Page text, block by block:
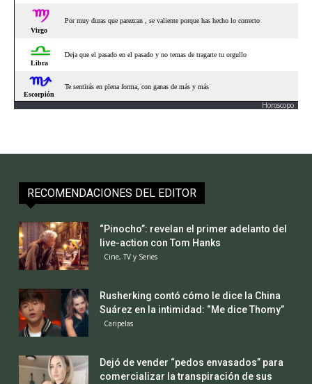
Horoscopo
RECOMENDACIONES DEL EDITOR
“Pinocho”: revelan el primer adelanto del
live-action con Tom Hanks
Cine, TV y Series
Rusherking contó cómo le dice la China
Suárez en la intimidad: “Me dice Thomy”
Caripelas
Dejó de vender “pedos envasados” para
comercializar la transpiración de sus